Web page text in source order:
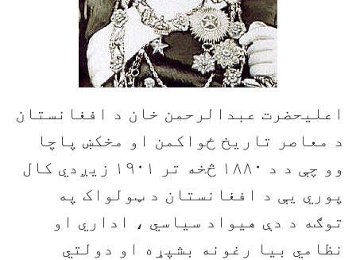
اعليحضرت عبدالرحمن خان د افغانستان
د معاصر تاريخ ځواکمن او مخکښ پاچا
وو چې د د ١٨٨٠ څخه تر ١٩٠١ زيږدي کال
پوري يې د افغانستان د ټولواک په
توګه د دې هيواد سياسي ، اداري او
نظامي بيا رغونه بشپړه او دولتي